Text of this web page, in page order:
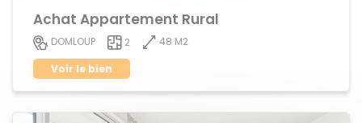
Achat Appartement Rural
DOMLOUP 2
48 M2
Voir le bien